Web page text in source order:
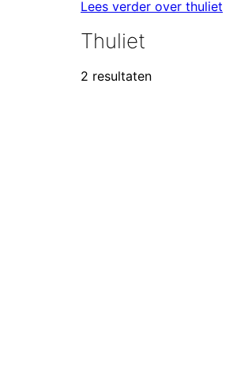
Lees verder over thuliet
Thuliet
2 resultaten